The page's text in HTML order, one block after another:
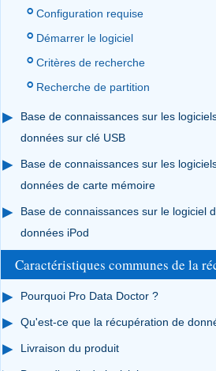
Configuration requise
Démarrer le logiciel
Critères de recherche
Recherche de partition
Base de connaissances sur les
données sur clé USB
Base de connaissances sur les
données de carte mémoire
Base de connaissances sur le logiciel
données iPod
Caractéristiques communes de la
Pourquoi Pro Data Doctor ?
Qu'est-ce que la récupération de
Livraison du produit